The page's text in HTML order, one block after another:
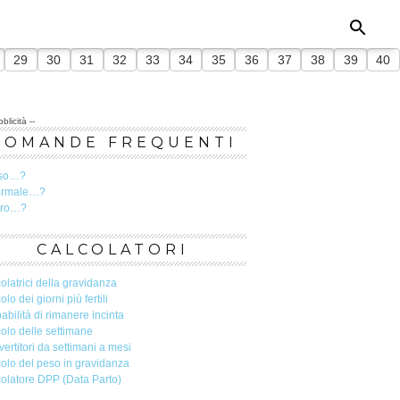
29 30 31 32 33 34 35 36 37 38 39 40
--
FREQUENTI
CALCOLATORI
della gravidanza
dei giorni più fertili
di rimanere incinta
delle settimane
da settimani a mesi
del peso in gravidanza
DPP (Data Parto)